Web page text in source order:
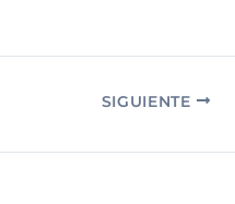
SIGUIENTE